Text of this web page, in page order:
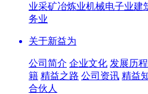
业采矿冶炼业机械电子业建
务业
关于新益为
公司简介 企业文化 发展历程
籍 精益之路 公司资讯 精益
合伙人